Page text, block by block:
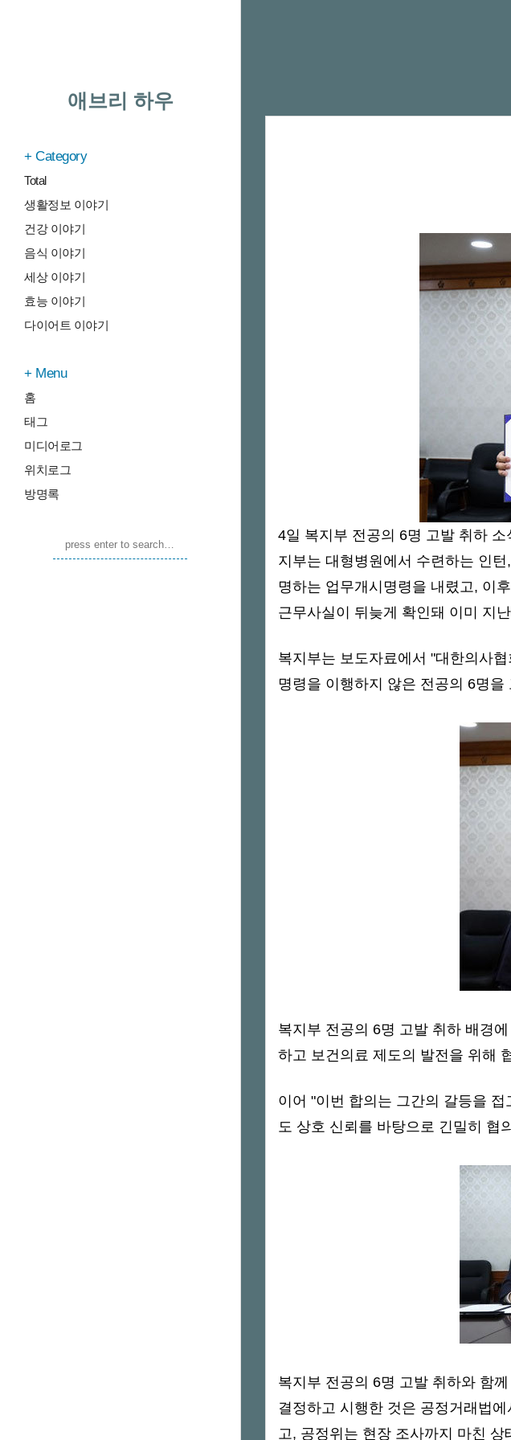
애브리 하우
Category
Total
생활정보 이야기
건강 이야기
음식 이야기
세상 이야기
효능 이야기
다이어트 이야기
Menu
홈
태그
미디어로그
위치로그
방명록
4일 복지부 전공의 6명 고발 취하
지부는 대형병원에서 수련하는 인
명하는 업무개시명령을 내렸고, 이
근무사실이 뒤늦게 확인돼 이미 지
복지부는 보도자료에서 "대한의사
명령을 이행하지 않은 전공의 6명
복지부 전공의 6명 고발 취하 배경
하고 보건의료 제도의 발전을 위해
이어 "이번 합의는 그간의 갈등을
도 상호 신뢰를 바탕으로 긴밀히 협
복지부 전공의 6명 고발 취하와 함
결정하고 시행한 것은 공정거래법
고, 공정위는 현장 조사까지 마친